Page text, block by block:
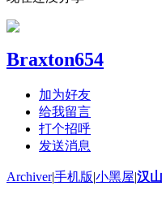
Braxton654
加为好友
给我留言
打个招呼
发送消息
Archiver|手机版|小黑屋|汉